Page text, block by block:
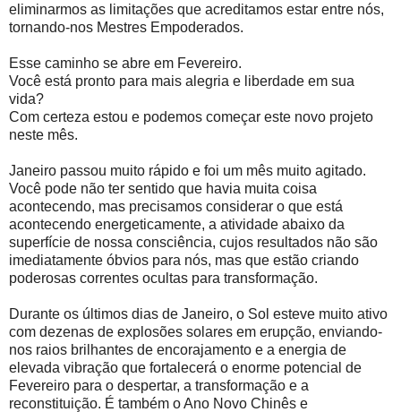
eliminarmos as limitações que acreditamos estar entre nós,
tornando-nos Mestres Empoderados.
Esse caminho se abre em Fevereiro.
Você está pronto para mais alegria e liberdade em sua
vida?
Com certeza estou e podemos começar este novo projeto
neste mês.
Janeiro passou muito rápido e foi um mês muito agitado.
Você pode não ter sentido que havia muita coisa
acontecendo, mas precisamos considerar o que está
acontecendo energeticamente, a atividade abaixo da
superfície de nossa consciência, cujos resultados não são
imediatamente óbvios para nós, mas que estão criando
poderosas correntes ocultas para transformação.
Durante os últimos dias de Janeiro, o Sol esteve muito ativo
com dezenas de explosões solares em erupção, enviando-
nos raios brilhantes de encorajamento e a energia de
elevada vibração que fortalecerá o enorme potencial de
Fevereiro para o despertar, a transformação e a
reconstituição. É também o Ano Novo Chinês e